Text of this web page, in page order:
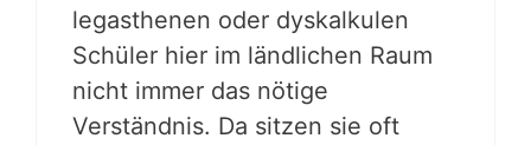
legasthenen oder dyskalkulen
Schüler hier im ländlichen Raum
nicht immer das nötige
Verständnis. Da sitzen sie oft